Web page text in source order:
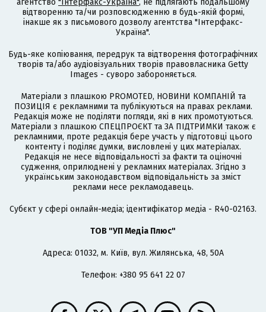
відтворенню та/чи розповсюдженню в будь-якій формі,
інакше як з письмового дозволу агентства "Інтерфакс-
Україна".
Будь-яке копіювання, передрук та відтворення фотографічних
творів та/або аудіовізуальних творів правовласника Getty
Images - суворо забороняється.
Матеріали з плашкою PROMOTED, НОВИНИ КОМПАНІЙ та
ПОЗИЦІЯ є рекламними та публікуються на правах реклами.
Редакція може не поділяти погляди, які в них промотуються.
Матеріали з плашкою СПЕЦПРОЄКТ та ЗА ПІДТРИМКИ також є
рекламними, проте редакція бере участь у підготовці цього
контенту і поділяє думки, висловлені у цих матеріалах.
Редакція не несе відповідальності за факти та оціночні
судження, оприлюднені у рекламних матеріалах. Згідно з
українським законодавством відповідальність за зміст
реклами несе рекламодавець.
Cубєкт у сфері онлайн-медіа; ідентифікатор медіа - R40-02163.
ТОВ "УП Медіа Плюс"
Адреса: 01032, м. Київ, вул. Жилянська, 48, 50А
Телефон: +380 95 641 22 07